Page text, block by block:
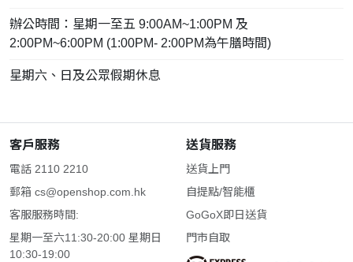
辦公時間：星期一至五 9:00AM~1:00PM 及
2:00PM~6:00PM (1:00PM- 2:00PM為午膳時間)
星期六、日及公眾假期休息
客戶服務
電話 2110 2210
郵箱 cs@openshop.com.hk
客服服務時間:
星期一至六11:30-20:00 星期日
10:30-19:00
送貨服務
送貨上門
自提點/智能櫃
GoGoX即日送貨
門市自取